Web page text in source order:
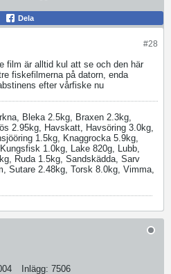
Dela
#28
film är alltid kul att se och den här
fiskefilmerna på datorn, enda
efter vårfiske nu
Bleka 2.5kg, Braxen 2.3kg,
2.95kg, Havskatt, Havsöring 3.0kg,
1.5kg, Knaggrocka 5.9kg,
1.0kg, Lake 820g, Lubb,
Ruda 1.5kg, Sandskädda, Sarv
Sutare 2.48kg, Torsk 8.0kg, Vimma,
Inlägg: 7506